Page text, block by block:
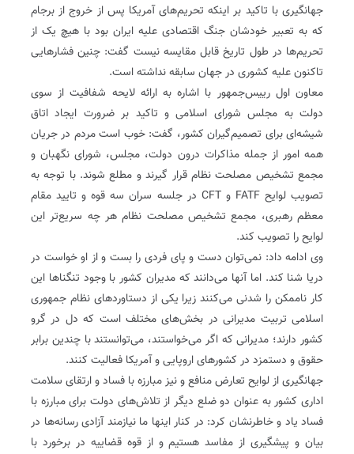
جهانگیری با تاکید بر اینکه تحریم‌های آمریکا پس از خروج از برجام
که به تعبیر خودشان جنگ اقتصادی علیه ایران بود با هیچ یک از
تحریم‌ها در طول تاریخ قابل مقایسه نیست گفت: چنین فشارهایی
تاکنون علیه کشوری در جهان سابقه نداشته است.
معاون اول رییس‌جمهور با اشاره به ارائه لایحه شفافیت از سوی
دولت به مجلس شورای اسلامی و تاکید بر ضرورت ایجاد اتاق
شیشه‌ای برای تصمیم‌گیران کشور،‌ گفت: خوب است مردم در جریان
همه امور از جمله مذاکرات درون دولت،‌ مجلس،‌ شورای نگهبان و
مجمع تشخیص مصلحت نظام قرار گیرند و مطلع شوند. با توجه به
تصویب لوایح FATF و CFT در جلسه سران سه قوه و تایید مقام
معظم رهبری، مجمع تشخیص مصلحت نظام هر چه سریع‌تر این
لوایح را تصویب کند.
وی ادامه داد: نمی‌توان دست و پای فردی را بست و از او خواست در
دریا شنا کند. اما آنها می‌دانند که مدیران کشور با وجود تنگناها این
کار ناممکن را شدنی می‌کنند زیرا یکی از دستاوردهای نظام جمهوری
اسلامی تربیت مدیرانی در بخش‌های مختلف است که دل در گرو
کشور دارند؛ مدیرانی که اگر می‌خواستند، می‌توانستند با چندین برابر
حقوق و دستمزد در کشورهای اروپایی و آمریکا فعالیت کنند.
جهانگیری از لوایح تعارض منافع و نیز مبارزه با فساد و ارتقای سلامت
اداری کشور به عنوان دو ضلع دیگر از تلاش‌های دولت برای مبارزه با
فساد یاد و خاطرنشان کرد: در کنار اینها ما نیازمند آزادی رسانه‌ها در
بیان و پیشگیری از مفاسد هستیم و از قوه قضاییه در برخورد با